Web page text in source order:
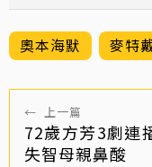
奧本海默 麥特
← 上一篇
72歲方芳3劇
失智母親鼻酸